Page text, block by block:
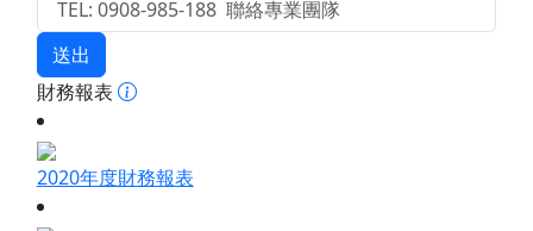
送出
財務報表
2020年度財務報表